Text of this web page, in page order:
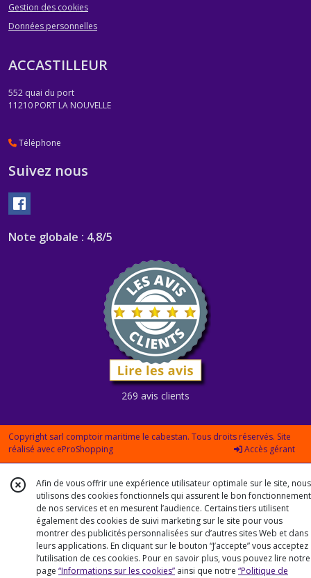
Gestion des cookies
Données personnelles
ACCASTILLEUR
552 quai du port
11210 PORT LA NOUVELLE
Téléphone
Suivez nous
Note globale : 4,8/5
269 avis clients
Copyright sarl comptoir maritime le cabestan. Tous droits réservés. Site
réalisé avec eProShopping Accès gérant
Afin de vous offrir une expérience utilisateur optimale sur le site, nous
utilisons des cookies fonctionnels qui assurent le bon fonctionnement
de nos services et en mesurent l’audience. Certains tiers utilisent
également des cookies de suivi marketing sur le site pour vous
montrer des publicités personnalisées sur d’autres sites Web et dans
leurs applications. En cliquant sur le bouton “J’accepte” vous acceptez
l’utilisation de ces cookies. Pour en savoir plus, vous pouvez lire notre
page “Informations sur les cookies” ainsi que notre “Politique de